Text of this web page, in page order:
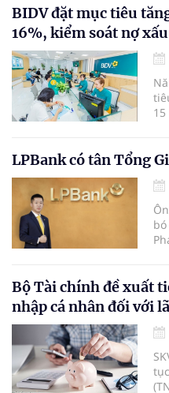
BIDV đặt mục tiêu
16%, kiểm soát nợ
cổ
LPBank có tân Tổng
Bộ Tài chính đề xuất
nhập cá nhân đối với